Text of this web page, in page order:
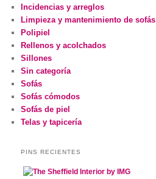
Incidencias y arreglos
Limpieza y mantenimiento de sofás
Polipiel
Rellenos y acolchados
Sillones
Sin categoría
Sofás
Sofás cómodos
Sofás de piel
Telas y tapicería
PINS RECIENTES